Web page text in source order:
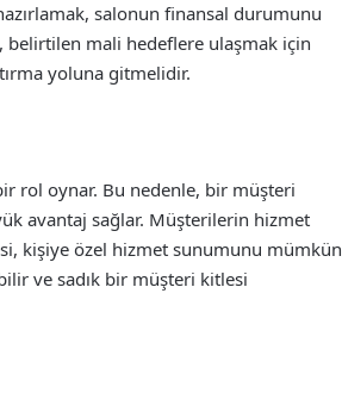
salonun finansal durumunu
belirtilen mali hedeflere ulaşmak için
yoluna gitmelidir.
rol oynar. Bu nedenle, bir müşteri
avantaj sağlar. Müşterilerin hizmet
kişiye özel hizmet sunumunu mümkün
ve sadık bir müşteri kitlesi